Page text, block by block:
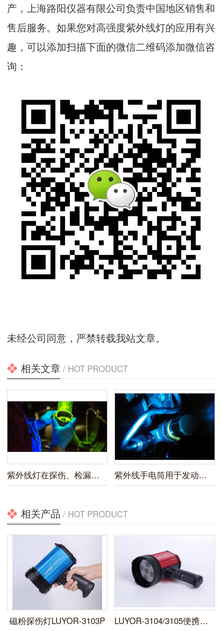
产，上海路阳仪器有限公司负责中国地区销售和
售后服务。如果您对高强度紫外线灯的应用有兴
趣，可以添加扫描下面的微信二维码添加微信咨
询：
未经公司同意，严禁转载我站文章。
相关文章 / HOT PRODUCT
紫外线灯在探伤、检漏以及乳制品等行业的应用 紫外线手电筒用于发动机润滑油检测
相关产品 / HOT PRODUCT
磁粉探伤灯LUYOR-3103P LUYOR-3104/3105便携式LED紫外线探伤灯